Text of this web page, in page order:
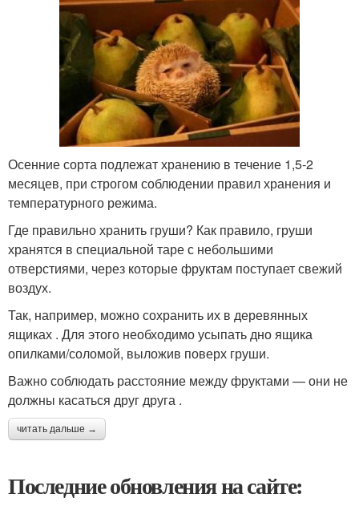
Осенние сорта подлежат хранению в течение 1,5-2
месяцев, при строгом соблюдении правил хранения и
температурного режима.
Где правильно хранить груши? Как правило, груши
хранятся в специальной таре с небольшими
отверстиями, через которые фруктам поступает свежий
воздух.
Так, например, можно сохранить их в деревянных
ящиках . Для этого необходимо усыпать дно ящика
опилками/соломой, выложив поверх груши.
Важно соблюдать расстояние между фруктами — они не
должны касаться друг друга .
читать дальше →
Последние обновления на сайте: